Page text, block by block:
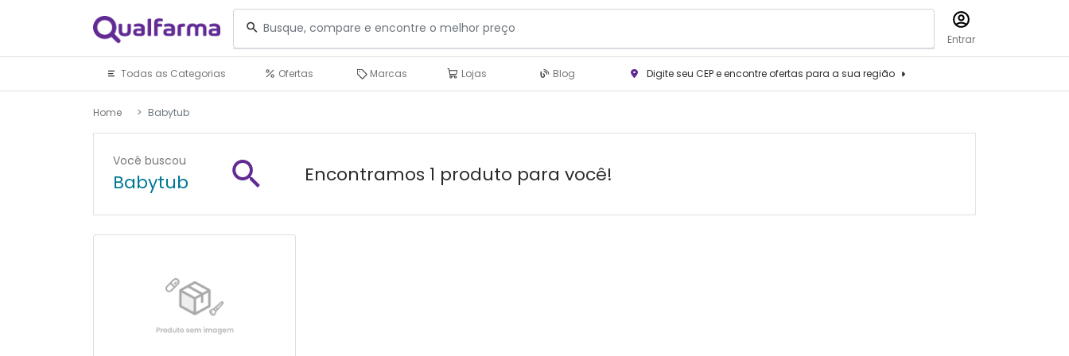
Entrar
Todas as Categorias Ofertas Marcas Lojas Blog Digite seu CEP e encontre ofertas para a sua região
Home Babytub
Você buscou
Babytub Encontramos 1 produto para você!